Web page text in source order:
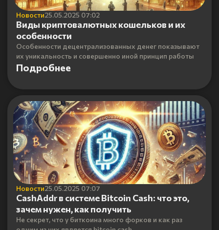
Новости25.05.2025 07:02
Виды криптовалютных кошельков и их
особенности
Особенности децентрализованных денег показывают
их уникальность и совершенно иной принцип работы
Подробнее
Новости25.05.2025 07:07
CashAddr в системе Bitcoin Cash: что это,
зачем нужен, как получить
Не секрет, что у биткоина много форков и как раз